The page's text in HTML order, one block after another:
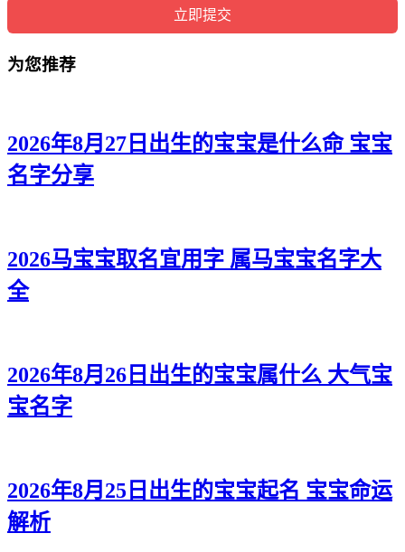
碧舒、晴俪、敏颖、瀚瑜、康晓
颖瑶、紫蓓、蕊冉、世弘、任健
兮玥、冉晓、甯俪、鸣翔、宇炎
梓俪、雅潼、卿颍、曜伦、博瀚
丽桐、笛雅、晓姿、志启、森岩
颖梦、爽楚、蓓姗、源颜、迪寅
澜奕、灵奕、嫣梦、硕俊、震凯
筠晓、水楚、恬碧、俊瀚、瀚源
雅然、蓓影、新嫣、拓俊、诺尊
为您推荐
2026年8月27日出生的宝宝是什么命 宝宝
名字分享
2026马宝宝取名宜用字 属马宝宝名字大
全
2026年8月26日出生的宝宝属什么 大气宝
宝名字
2026年8月25日出生的宝宝起名 宝宝命运
解析